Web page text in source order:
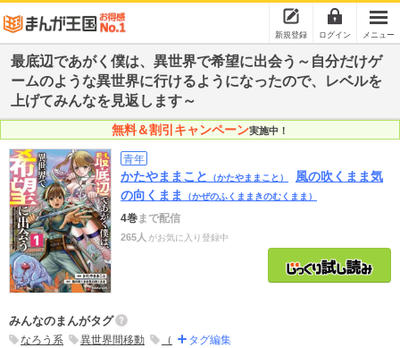
新規登録 ログイン メニュー
最底辺であがく僕は、異世界で希望に出会う～自分だけゲ
ームのような異世界に行けるようになったので、レベルを
上げてみんなを見返します～
無料＆割引キャンペーン実施中！
青年
かたやままこと （かたやままこと）
風の吹くまま気
の向くまま
（かぜのふくままきのむくまま）
4巻まで配信
265人 がお気に入り登録中
みんなのまんがタグ
なろう系 異世界間移動 （ タグ編集